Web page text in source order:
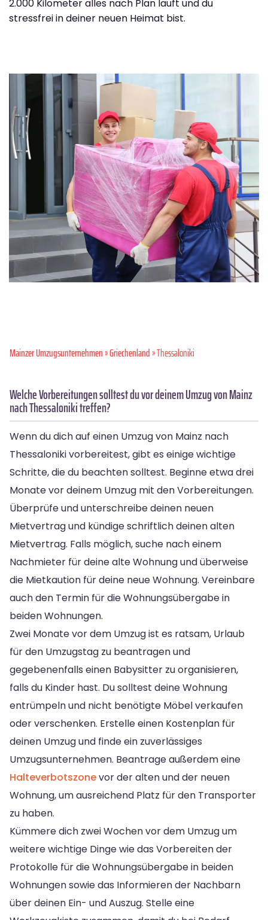
2.000 Kilometer alles nach Plan läuft und du
stressfrei in deiner neuen Heimat bist.
Mainzer Umzugsunternehmen»Griechenland» Thessaloniki
Welche Vorbereitungen solltest du vor deinem Umzug von Mainz
nach Thessaloniki treffen?
Wenn du dich auf einen Umzug von Mainz nach
Thessaloniki vorbereitest, gibt es einige wichtige
Schritte, die du beachten solltest. Beginne etwa drei
Monate vor deinem Umzug mit den Vorbereitungen.
Überprüfe und unterschreibe deinen neuen
Mietvertrag und kündige schriftlich deinen alten
Mietvertrag. Falls möglich, suche nach einem
Nachmieter für deine alte Wohnung und überweise
die Mietkaution für deine neue Wohnung. Vereinbare
auch den Termin für die Wohnungsübergabe in
beiden Wohnungen.
Zwei Monate vor dem Umzug ist es ratsam, Urlaub
für den Umzugstag zu beantragen und
gegebenenfalls einen Babysitter zu organisieren,
falls du Kinder hast. Du solltest deine Wohnung
entrümpeln und nicht benötigte Möbel verkaufen
oder verschenken. Erstelle einen Kostenplan für
deinen Umzug und finde ein zuverlässiges
Umzugsunternehmen. Beantrage außerdem eine
Halteverbotszonevor der alten und der neuen
Wohnung, um ausreichend Platz für den Transporter
zu haben.
Kümmere dich zwei Wochen vor dem Umzug um
weitere wichtige Dinge wie das Vorbereiten der
Protokolle für die Wohnungsübergabe in beiden
Wohnungen sowie das Informieren der Nachbarn
über deinen Ein- und Auszug. Stelle eine